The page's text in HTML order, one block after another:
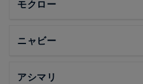
モクロー
ニャビー
アシマリ